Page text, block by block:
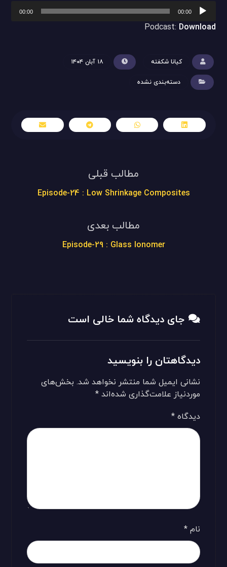
پخش‌کننده00:00
00:00
Podcast: Download
کیانا شکفته ۱۸ آبان ۱۴۰۴
دسته‌بندی نشده
مطالب قبلی
Episode-24 : Low Shrinkage Composites
مطالب بعدی
Episode-29 : Glass Ionomer
جای دیدگاه شما خالی است
دیدگاهتان را بنویسید
نشانی ایمیل شما منتشر نخواهد شد. بخش‌های
موردنیاز علامت‌گذاری شده‌اند*
دیدگاه*
نام*